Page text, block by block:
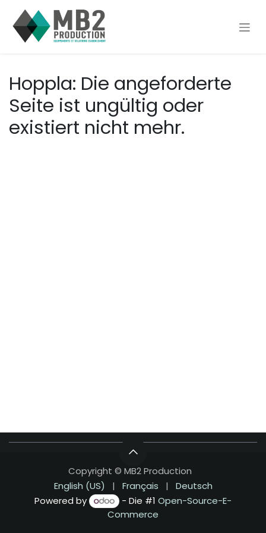
Hoppla: Die angeforderte
Seite ist ungültig oder
existiert nicht mehr.
Copyright © MB2 Production
English (US)
| Français |
Deutsch
Powered by
- Die #1Open-Source-E-
Commerce